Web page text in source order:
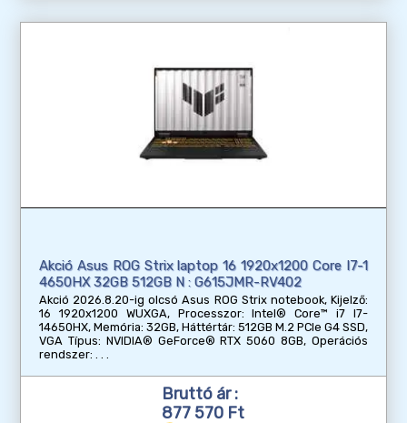
Akció Asus ROG Strix laptop 16 1920x1200 Core I7-1
4650HX 32GB 512GB N : G615JMR-RV402
Akció 2026.8.20-ig olcsó Asus ROG Strix notebook, Kijelző:
16 1920x1200 WUXGA, Processzor: Intel® Core™ i7 I7-
14650HX, Memória: 32GB, Háttértár: 512GB M.2 PCIe G4 SSD,
VGA Típus: NVIDIA® GeForce® RTX 5060 8GB, Operációs
rendszer:
Bruttó ár :
877 570 Ft